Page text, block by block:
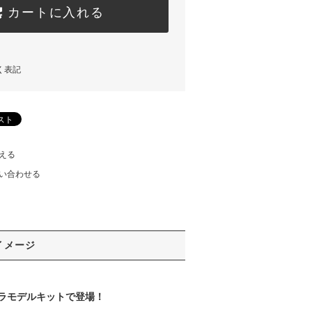
カートに入れる
表記
る
合わせる
メージ
モデルキットで登場！